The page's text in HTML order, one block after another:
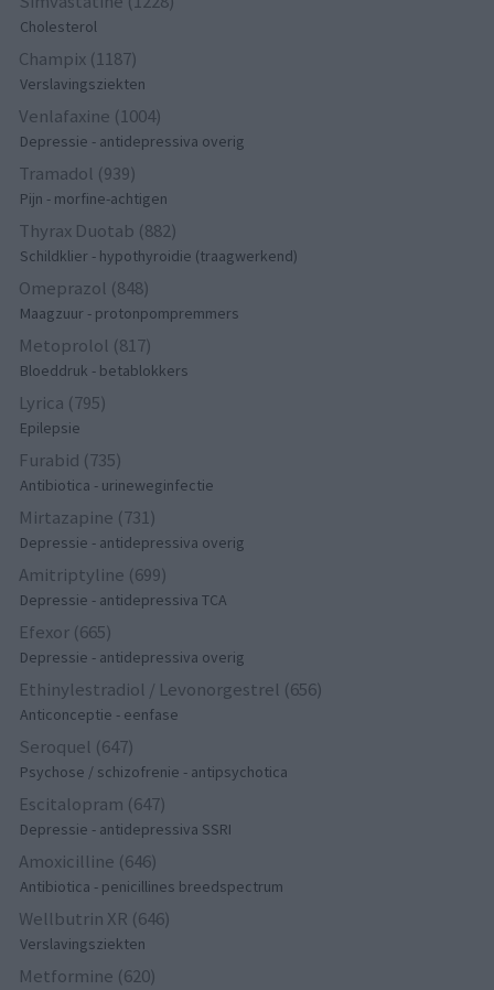
Cholesterol
Champix (1187)
Verslavingsziekten
Venlafaxine (1004)
Depressie - antidepressiva overig
Tramadol (939)
Pijn - morfine-achtigen
Thyrax Duotab (882)
Schildklier - hypothyroidie (traagwerkend)
Omeprazol (848)
Maagzuur - protonpompremmers
Metoprolol (817)
Bloeddruk - betablokkers
Lyrica (795)
Epilepsie
Furabid (735)
Antibiotica - urineweginfectie
Mirtazapine (731)
Depressie - antidepressiva overig
Amitriptyline (699)
Depressie - antidepressiva TCA
Efexor (665)
Depressie - antidepressiva overig
Ethinylestradiol / Levonorgestrel (656)
Anticonceptie - eenfase
Seroquel (647)
Psychose / schizofrenie - antipsychotica
Escitalopram (647)
Depressie - antidepressiva SSRI
Amoxicilline (646)
Antibiotica - penicillines breedspectrum
Wellbutrin XR (646)
Verslavingsziekten
Metformine (620)